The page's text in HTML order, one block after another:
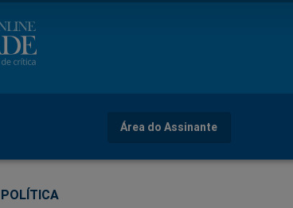
Área do Assinante
POLÍTICA